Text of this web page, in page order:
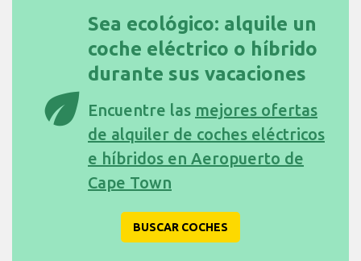
eco
Sea ecológico: alquile un
coche eléctrico o híbrido
durante sus vacaciones
Encuentre las mejores ofertas
de alquiler de coches eléctricos
e híbridos en Aeropuerto de
Cape Town
BUSCAR COCHES